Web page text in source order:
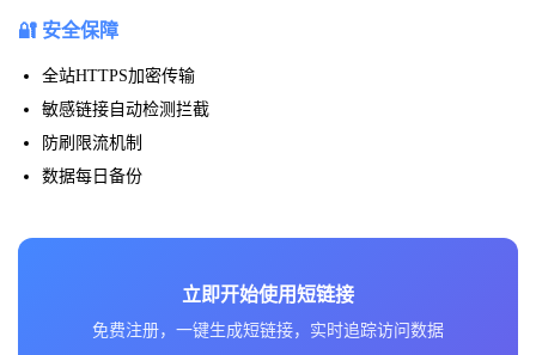
🔐 安全保障
全站HTTPS加密传输
敏感链接自动检测拦截
防刷限流机制
数据每日备份
立即开始使用短链接
免费注册，一键生成短链接，实时追踪访问数据